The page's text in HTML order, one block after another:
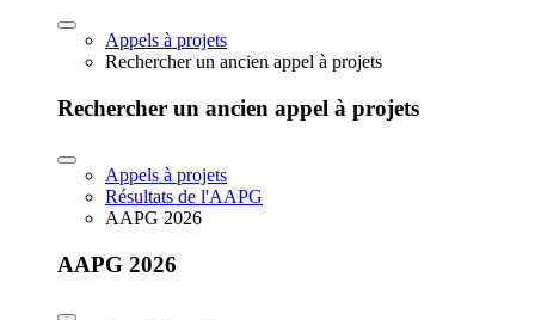
Appels à projets
Rechercher un ancien appel à projets
Rechercher un ancien appel à projets
Appels à projets
Résultats de l'AAPG
AAPG 2026
AAPG 2026